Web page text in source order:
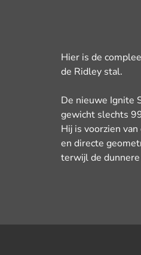
Hier is de
de Ridley stal.
De nieuwe Ignite
gewicht slechts
Hij is voorzien
en directe
terwijl de